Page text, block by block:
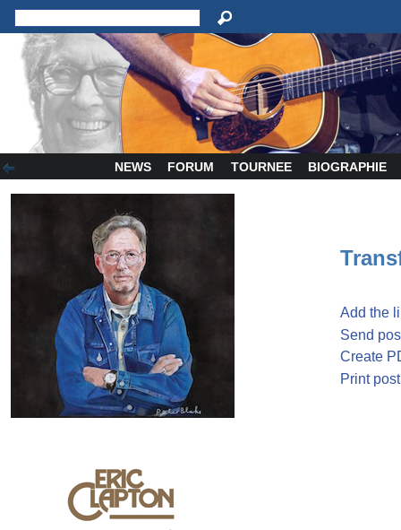
NEWS FORUM TOURNEE BIOGRAPHIE
Add the
Send
Create
Print post